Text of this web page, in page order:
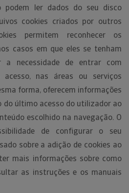
podem ler dados do seu disco
cookies criados por outros
permitem reconhecer os
casos em que eles se tenham
a necessidade de entrar com
acesso, nas áreas ou serviços
forma, oferecem informações
do último acesso do utilizador ao
escolhido na navegação. O
de configurar o seu
sobre a adição de cookies ao
mais informações sobre como
as instruções e os manuais